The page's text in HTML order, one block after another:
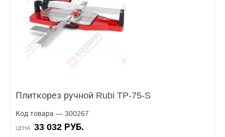
Плиткорез ручной Rubi TP-75-S
Код товара — 300267
ЦЕНА 33 032 РУБ.